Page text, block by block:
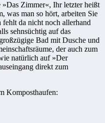
Zimmer«, Ihr letzter heißt
was man so hört, arbeiten Sie
da nicht noch allerhand
sehnsüchtig auf das
Bad mit Dusche und
der auch zum
natürlich auf »Der
direkt zum
Komposthaufen: